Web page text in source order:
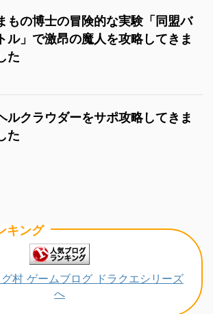
もの博士の冒険的な実験「同盟バ
トル」で激昂の魔人を攻略してきま
た
ルクラウダーをサポ攻略してきま
た
キング